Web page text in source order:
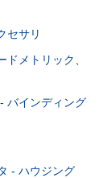
セサリ
メトリック、
バインディング
- ハウジング